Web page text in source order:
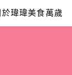
於瑋瑋美食萬歲